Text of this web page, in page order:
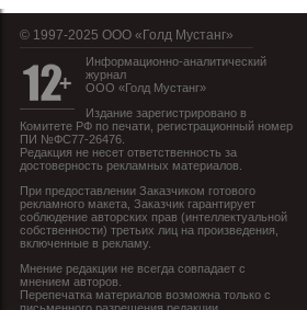
© 1997-2025 OOO «Голд Мустанг»
Информационно-аналитический
журнал
ООО «Голд Мустанг»
Издание зарегистрировано в
Комитете РФ по печати, регистрационный номер
ПИ №ФС77-26476.
Редакция не несет ответственность за
достоверность рекламных материалов.
При предоставлении Заказчиком готового
рекламного макета, Заказчик гарантирует
соблюдение авторских прав (интеллектуальной
собственности) третьих лиц на произведения,
включенные в рекламу.
Мнение редакции не всегда совпадает с
мнением авторов.
Перепечатка материалов возможна только с